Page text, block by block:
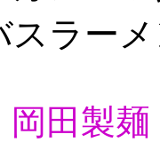
スラー
岡田製麺